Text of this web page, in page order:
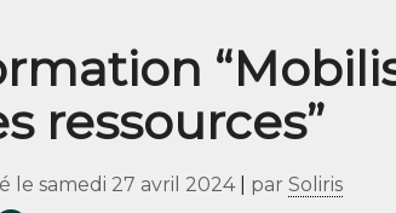
ressources”
le samedi 27 avril 2024| par Soliris